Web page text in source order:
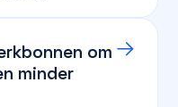
om
minder